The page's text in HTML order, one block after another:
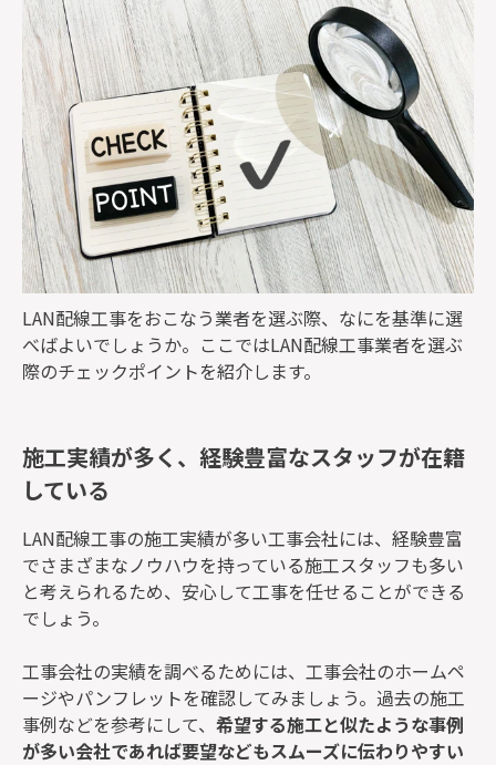
LAN配線工事をおこなう業者を選ぶ際、なにを基準に選
べばよいでしょうか。ここではLAN配線工事業者を選ぶ
際のチェックポイントを紹介します。
施工実績が多く、経験豊富なスタッフが在籍
している
LAN配線工事の施工実績が多い工事会社には、経験豊富
でさまざまなノウハウを持っている施工スタッフも多い
と考えられるため、安心して工事を任せることができる
でしょう。
工事会社の実績を調べるためには、工事会社のホームペ
ージやパンフレットを確認してみましょう。過去の施工
事例などを参考にして、 希望する施工と似たような事例
が多い会社であれば要望などもスムーズに伝わりやすい